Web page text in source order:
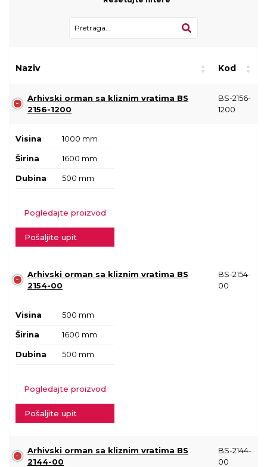
Naziv Kod
Arhivski orman sa kliznim vratima BS
2156-1200
BS-2156-
1200
Visina 1000 mm
Širina 1600 mm
Dubina 500 mm
Pogledajte proizvod
Pošaljite upit
Arhivski orman sa kliznim vratima BS
2154-00
BS-2154-
00
Visina 500 mm
Širina 1600 mm
Dubina 500 mm
Pogledajte proizvod
Pošaljite upit
Arhivski orman sa kliznim vratima BS
2144-00
BS-2144-
00